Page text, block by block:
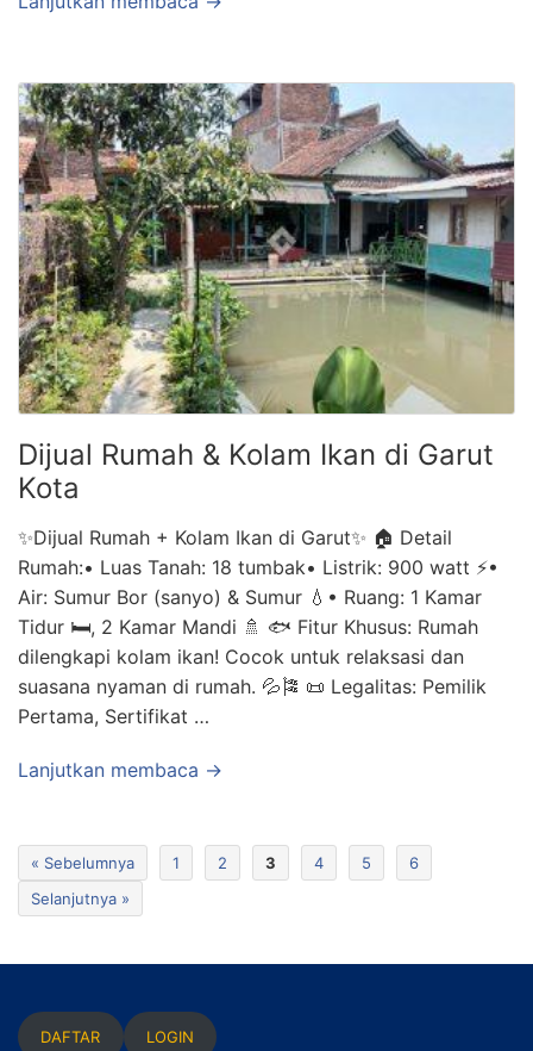
Dijual Rumah & Kolam Ikan di Garut
Kota
✨Dijual Rumah + Kolam Ikan di Garut✨ 🏠 Detail
Rumah:• Luas Tanah: 18 tumbak• Listrik: 900 watt ⚡•
Air: Sumur Bor (sanyo) & Sumur 💧• Ruang: 1 Kamar
Tidur 🛏️, 2 Kamar Mandi 🚿 🐟 Fitur Khusus: Rumah
dilengkapi kolam ikan! Cocok untuk relaksasi dan
suasana nyaman di rumah. 💦🎏 📜 Legalitas: Pemilik
Pertama, Sertifikat …
Lanjutkan membaca →
« Sebelumnya 1 2 3 4 5
6
Selanjutnya »
DAFTAR LOGIN